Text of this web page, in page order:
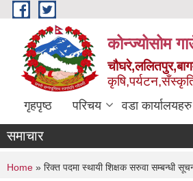
Skip to main content
कोन्ज्योसोम
गृहपृष्ठ परिचय वडा कार्यालयहरु
समाचार
You are here
Home » रिक्त पदमा स्थायी शिक्षक सरुवा सम्बन्धी